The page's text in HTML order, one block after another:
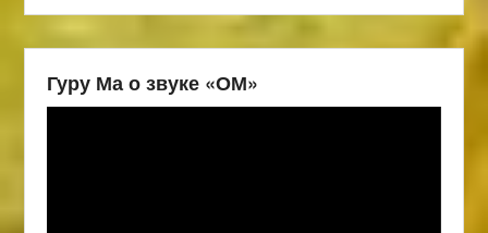
Гуру Ма о звуке «ОМ»